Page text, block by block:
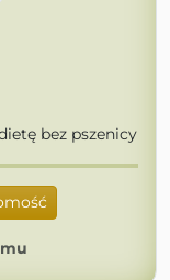
bez pszenicy